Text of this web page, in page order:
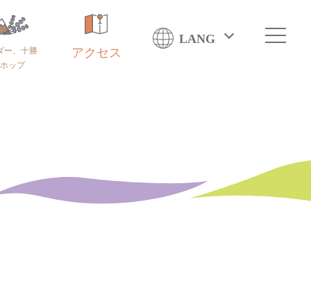
ー、十勝
ップ
アクセス
LANG